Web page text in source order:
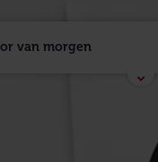
van morgen
Met de campagne
we zien wat er
figuurlijk gezien -